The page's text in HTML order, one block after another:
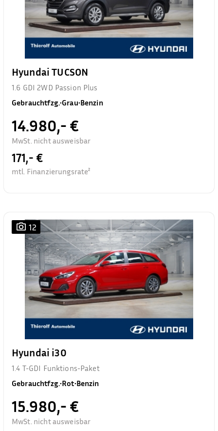
Hyundai TUCSON
1.6 GDI 2WD Passion Plus
Gebrauchtfzg.•Grau•Benzin
14.980,- €
MwSt. nicht ausweisbar
171,- €
mtl. Finanzierungsrate²
12
Hyundai i30
1.4 T-GDI Funktions-Paket
Gebrauchtfzg.•Rot•Benzin
15.980,- €
MwSt. nicht ausweisbar